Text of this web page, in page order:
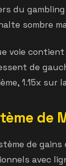
du
sombre
voie
de
1.15x sur
de
de
avec